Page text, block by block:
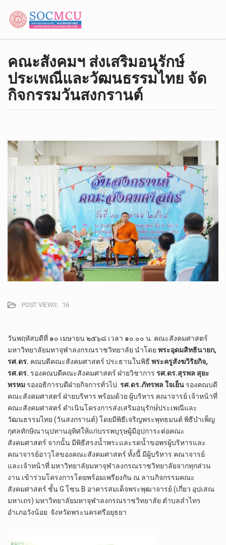
คณะสังคมฯ ส่งเสริมอนุรักษ์
ประเพณีและวัฒนธรรมไทย จัด
กิจกรรมวันสงกรานต์
POST VIEWS: 16
วันพฤหัสบดีที่ ๑๐ เมษายน ๒๕๖๘ เวลา ๑๐.๐๐ น. คณะสังคมศาสตร์
มหาวิทยาลัยมหาจุฬาลงกรณราชวิทยาลัย นำโดย พระอุดมสิทธินายก,
รศ.ดร. คณบดีคณะสังคมศาสตร์ ประธานในพิธี พระครูสังฆวิริยกิจ,
รศ.ดร. รองคณบดีคณะสังคมศาสตร์ ฝ่ายวิชาการ รศ.ดร.สุรพล สุยะ
พรหม รองอธิการบดีฝ่ายกิจการทั่วไป รศ.ดร.ภัทรพล ใจเย็น รองคณบดี
คณะสังคมศาสตร์ ฝ่ายบริหาร พร้อมด้วย ผู้บริหาร คณาจารย์ เจ้าหน้าที่
คณะสังคมศาสตร์ ดำเนินโครงการส่งเสริมอนุรักษ์ประเพณีและ
วัฒนธรรมไทย (วันสงกรานต์) โดยมีพิธีเจริญพระพุทธมนต์ พิธีบำเพ็ญ
กุศลทักษิณานุปทานอุทิศให้แก่บรรพบุรุษผู้มีอุปการะต่อคณะ
สังคมศาสตร์ จากนั้น มีพิธีสรงน้ำพระและรดน้ำขอพรผู้บริหารและ
คณาจารย์อาวุโสของคณะสังคมศาสตร์ ทั้งนี้ มีผู้บริหาร คณาจารย์
และเจ้าหน้าที่ มหาวิทยาลัยมหาจุฬาลงกรณราชวิทยาลัยจากทุกส่วน
งาน เข้าร่วมโครงการโดยพร้อมเพรียงกัน ณ ลานกิจกรรมคณะ
สังคมศาสตร์ ชั้น G โซน B อาคารสมเด็จพระพุฒาจารย์ (เกี่ยว อุปเสณ
มหาเถร) มหาวิทยาลัยมหาจุฬาลงกรณราชวิทยาลัย ตำบลลำไทร
อำเภอวังน้อย จังหวัดพระนครศรีอยุธยา